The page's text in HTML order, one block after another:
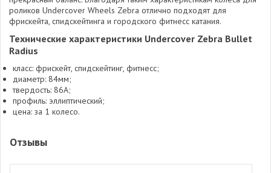
роликов Undercover Wheels Zebra отлично подходят для
фрискейта, спидскейтинга и городского фитнесс катания.
Технические характеристики Undercover Zebra Bullet
Radius
класс: фрискейт, спидскейтинг, фитнесс;
диаметр: 84мм;
твердость: 86А;
профиль: эллиптический;
цена: за 1 колесо.
Отзывы